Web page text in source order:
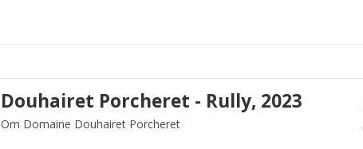
Douhairet Porcheret - Rully, 2023
Om Domaine Douhairet Porcheret